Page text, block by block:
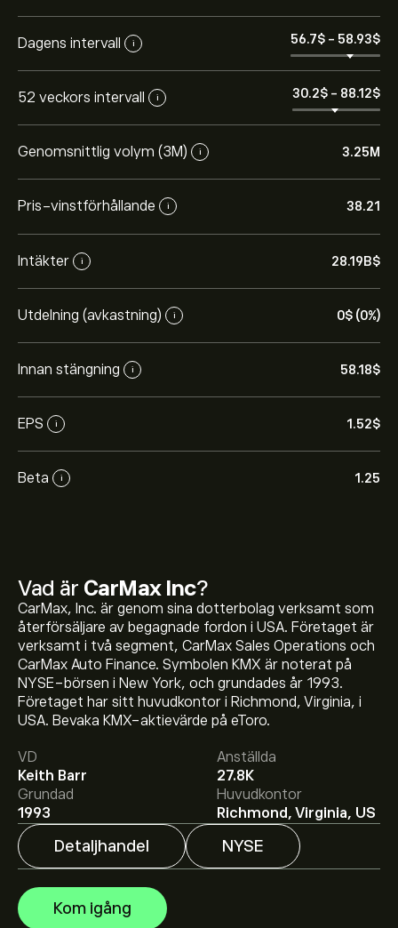
Dagens intervall i 56.7‎$‎ - 58.93‎$‎
52 veckors intervall i 30.2‎$‎ - 88.12‎$‎
Genomsnittlig volym (3M) i 3.25M
Pris-vinstförhållande i 38.21
Intäkter i 28.19B‎$‎
Utdelning (avkastning) i 0‎$‎ (0%)
Innan stängning i 58.18‎$‎
EPS i 1.52‎$‎
Beta i 1.25
Vad är CarMax Inc?
CarMax, Inc. är genom sina dotterbolag verksamt som
återförsäljare av begagnade fordon i USA. Företaget är
verksamt i två segment, CarMax Sales Operations och
CarMax Auto Finance. Symbolen KMX är noterat på
NYSE-börsen i New York, och grundades år 1993.
Företaget har sitt huvudkontor i Richmond, Virginia, i
USA. Bevaka KMX-aktievärde på eToro.
VD
Keith Barr
Anställda
27.8K
Grundad
1993
Huvudkontor
Richmond, Virginia, US
Detaljhandel NYSE
Kom igång
Aktiekursen live för KMX är 58.18‎$‎.
Registrera dig
hos eToro för att få detaljerade
prisprognoser och kursmål från framstående
aktieanalytiker.
Aktieanalytiker erbjuder prisprognoser för CarMax Inc
baserat på marknadstrender, finansiella rapporter och
förväntad tillväxt. Se den senaste prognosen för